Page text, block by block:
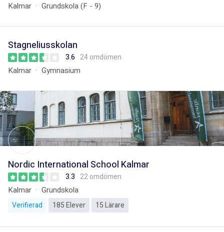
Kalmar Grundskola (F - 9)
Stagneliusskolan
3.6 24 omdömen
Kalmar Gymnasium
Nordic International School Kalmar
3.3 22 omdömen
Kalmar Grundskola
Verifierad 185 Elever 15 Lärare